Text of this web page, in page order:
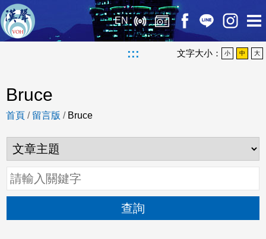
EN
::: 文字大小： 小 中 大
Bruce
首頁 / 留言版 / Bruce
查詢